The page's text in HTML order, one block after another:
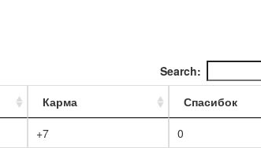
Search:
Карма
Спасибок
+7
0